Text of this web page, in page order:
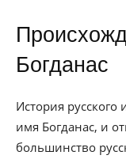
Богданас
История
имя Богданас, и
большинство